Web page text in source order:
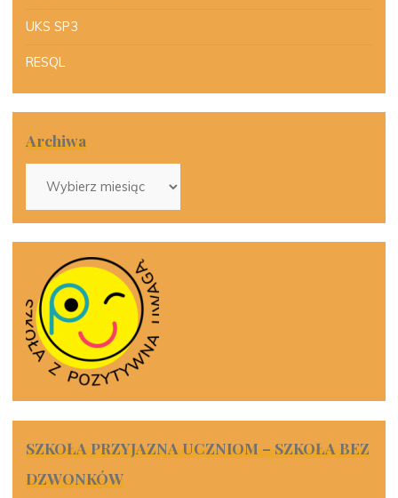
UKS SP3
RESQL
Archiwa
SZKOŁA PRZYJAZNA UCZNIOM – SZKOŁA BEZ
DZWONKÓW